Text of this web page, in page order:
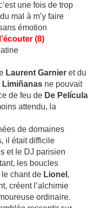
une fois de trop
mal à m’y faire
émotion
(8)
Laurent Garnier et du
Limiñanas ne pouvait
de feu de De Película
attendu, la
de domaines
il était difficile
et le DJ parisien
les boucles
le chant de Lionel ,
créent l’alchimie
ordinaire.